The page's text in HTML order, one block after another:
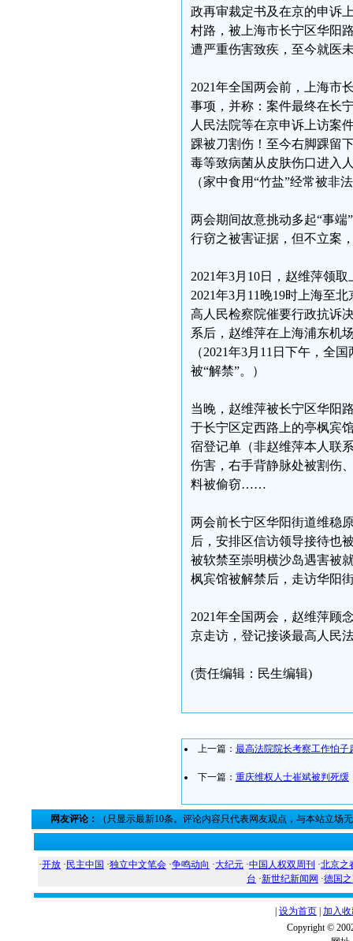
政再审裁定书及在京的申诉
村路，被上海市长宁区华阳
遭严重伤害致疾，至今就医
2021年全国两会前，上海市
事项，并称：案件最终在长
人民法院等在京申诉上访案
踝被刀割伤！至今右脚踝留
毒等致病菌从皮肤伤口进入
（家中食用“竹盐”经常被
两会期间故意挑动多起“事端
行窃之被害证据，但不立案
2021年3月10日，赵维萍领
2021年3月11晚19时上海至
高人民检察院催要行政抗诉
系后，赵维萍在上海浦东机
（2021年3月11日下午，全
被“解禁”。）
当晚，赵维萍被长宁区华阳
于长宁区定西路上的亭枫宾
宿登记单（非赵维萍本人联
伤害，右手背静脉处被割伤
料被偷窃……
两会前长宁区华阳街道维稳
后，安排区信访领导接待也
被软禁至崇明横沙岛遇害被
枫宾馆被解禁后，走访华阳
2021年全国两会，赵维萍顾
京走访，登记接谈最高人民
(责任编辑：民生编辑)
上一篇： 最高法院院长考察工作怕子
下一篇： 重庆维权人士崔斌被判死缓
网友评论： （只显示最新10条。评论内容只代表网友观点，与本站立场
·开放 · 民主中国 ·独立中文笔会 ·争鸣动向 ·大纪元 ·中国人权双周刊 ·北京之
台 ·新世纪新闻网 ·德国
设为首页 加入
Copyright ©